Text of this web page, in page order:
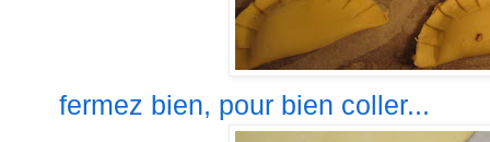
fermez bien, pour bien coller...